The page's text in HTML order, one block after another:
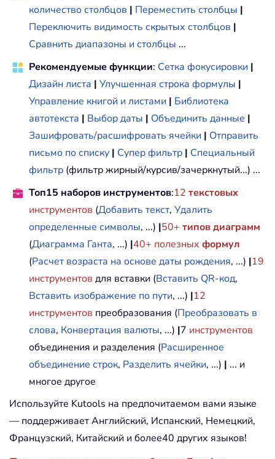
количество столбцов | Переместить столбцы |
Переключить видимость скрытых столбцов |
Сравнить диапазоны и столбцы ...
Рекомендуемые функции: Сетка фокусировки |
Дизайн листа | Улучшенная строка формулы |
Управление книгой и листами | Библиотека
автотекста | Выбор даты | Объединить данные |
Зашифровать/расшифровать ячейки | Отправить
письмо по списку | Супер фильтр | Специальный
фильтр (фильтр жирный/курсив/зачеркнутый...) ...
Топ15 наборов инструментов:12 текстовых
инструментов (Добавить текст, Удалить
определенные символы, ...) |50+ типов диаграмм
(Диаграмма Ганта, ...) |40+ полезных формул
(Расчет возраста на основе даты рождения, ...) |19
инструментов для вставки (Вставить QR-код,
Вставить изображение по пути, ...) |12
инструментов преобразования (Преобразовать в
слова, Конвертация валюты, ...) |7 инструментов
объединения и разделения (Расширенное
объединение строк, Разделить ячейки, ...) | ... и
многое другое
Используйте Kutools на предпочитаемом вами языке
— поддерживает Английский, Испанский, Немецкий,
Французский, Китайский и более40 других языков!